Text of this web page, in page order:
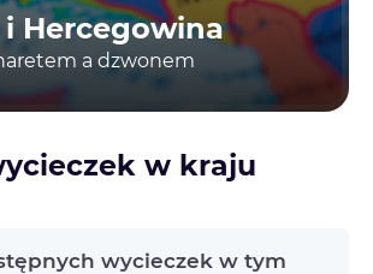
Hercegowina
a dzwonem
w kraju
wycieczek w tym